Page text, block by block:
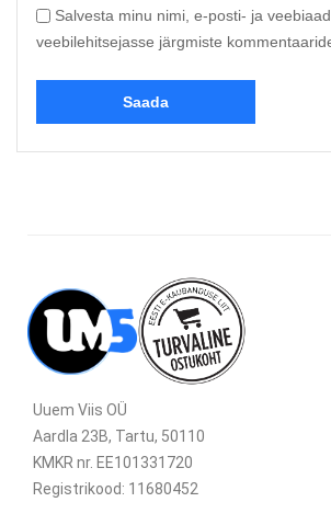
Salvesta minu nimi, e-posti- ja
veebilehitsejasse järgmiste
Uuem Viis OÜ
Aardla 23B, Tartu, 50110
KMKR nr. EE101331720
Registrikood: 11680452